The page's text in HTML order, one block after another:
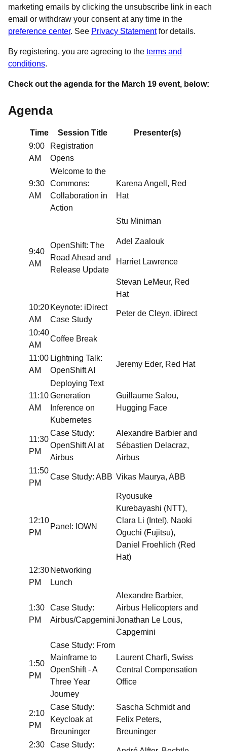
marketing emails by clicking the unsubscribe link in each
email or withdraw your consent at any time in the
preference center. See Privacy Statementfor details.
By registering, you are agreeing to the terms and
conditions.
Check out the agenda for the March 19 event, below:
Agenda
Time Session Title
Presenter(s)
9:00
AM
Registration
Opens
9:30
AM
Welcome to the
Commons:
Collaboration in
Action
Karena Angell, Red
Hat
9:40
AM
OpenShift: The
Road Ahead and
Release Update
Stu Miniman
Adel Zaalouk
Harriet Lawrence
Stevan LeMeur, Red
Hat
10:20
AM
Keynote: iDirect
Case Study
Peter de Cleyn, iDirect
10:40
AM
Coffee Break
11:00
AM
Lightning Talk:
OpenShift AI
Jeremy Eder, Red Hat
11:10
AM
Deploying Text
Generation
Inference on
Kubernetes
Guillaume Salou,
Hugging Face
11:30
PM
Case Study:
OpenShift AI at
Airbus
Alexandre Barbier and
Sébastien Delacraz,
Airbus
11:50
PM
Case Study: ABB Vikas Maurya, ABB
12:10
PM
Panel: IOWN
Ryousuke
Kurebayashi (NTT),
Clara Li (Intel), Naoki
Oguchi (Fujitsu),
Daniel Froehlich (Red
Hat)
12:30
PM
Networking
Lunch
1:30
PM
Case Study:
Airbus/Capgemini
Alexandre Barbier,
Airbus Helicopters and
Jonathan Le Lous,
Capgemini
1:50
PM
Case Study: From
Mainframe to
OpenShift - A
Three Year
Journey
Laurent Charfi, Swiss
Central Compensation
Office
2:10
PM
Case Study:
Keycloak at
Breuninger
Sascha Schmidt and
Felix Peters,
Breuninger
2:30
Case Study: